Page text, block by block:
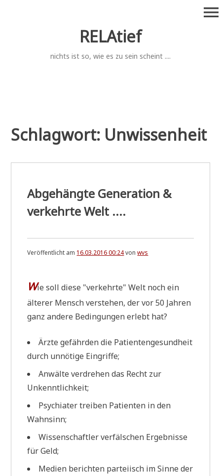
RELAtief
nichts ist so, wie es zu sein scheint ....
menu
Schlagwort: Unwissenheit
Abgehängte Generation &
verkehrte Welt ....
Veröffentlicht am 16.03.2016 00:24vonwvs
Wie soll die­se "ver­kehr­te" Welt noch ein
älte­rer Mensch ver­ste­hen, der vor 50 Jah­ren
ganz ande­re Bedin­gun­gen erlebt hat?
Ärz­te gefähr­den die Pati­en­ten­ge­sund­heit
durch unnö­ti­ge Eingriffe;
Anwäl­te ver­dre­hen das Recht zur
Unkenntlichkeit;
Psych­ia­ter trei­ben Pati­en­ten in den
Wahnsinn;
Wis­sen­schaft­ler ver­fäl­schen Ergeb­nis­se
für Geld;
Medi­en berich­ten par­tei­isch im Sin­ne der